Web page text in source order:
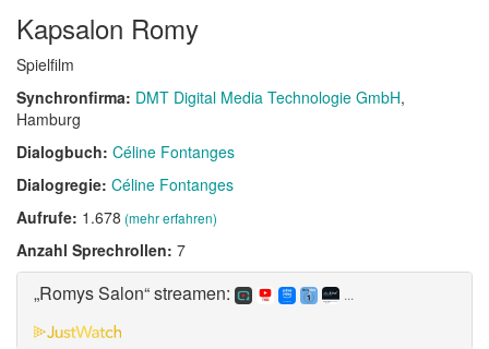
Kapsalon Romy
Spielfilm
Synchronfirma: DMT Digital Media Technologie GmbH,
Hamburg
Dialogbuch: Céline Fontanges
Dialogregie: Céline Fontanges
Aufrufe: 1.678 (mehr erfahren)
Anzahl Sprechrollen: 7
„Romys Salon“ streamen: ...